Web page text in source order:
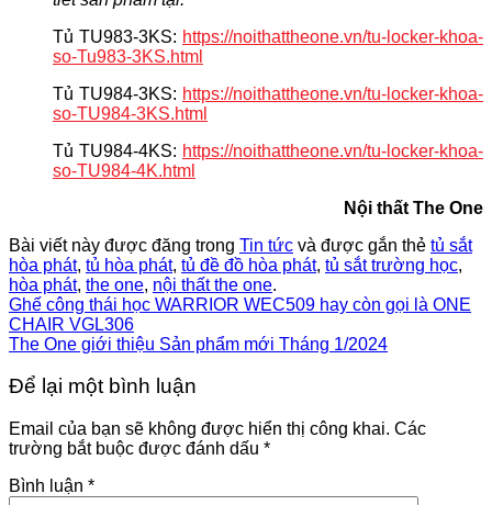
Tủ TU983-3KS: https://noithattheone.vn/tu-locker-khoa-
so-Tu983-3KS.html
Tủ TU984-3KS: https://noithattheone.vn/tu-locker-khoa-
so-TU984-3KS.html
Tủ TU984-4KS: https://noithattheone.vn/tu-locker-khoa-
so-TU984-4K.html
Nội thất The One
Bài viết này được đăng trong Tin tức và được gắn thẻ tủ sắt
hòa phát, tủ hòa phát, tủ đề đồ hòa phát, tủ sắt trường học,
hòa phát, the one, nội thất the one.
Ghế công thái học WARRIOR WEC509 hay còn gọi là ONE
CHAIR VGL306
The One giới thiệu Sản phẩm mới Tháng 1/2024
Để lại một bình luận
Email của bạn sẽ không được hiển thị công khai. Các
trường bắt buộc được đánh dấu *
Bình luận *